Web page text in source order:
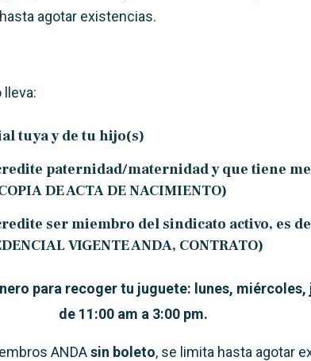
agotar existencias.
tuya y de tu hijo(s)
paternidad/maternidad y que tiene
DE ACTA DE NACIMIENTO)
ser miembro del sindicato activo, es
VIGENTE ANDA, CONTRATO)
para recoger tu juguete: lunes, miércoles,
de 11:00 am a 3:00 pm.
ANDAsin boleto, se limita hasta agotar